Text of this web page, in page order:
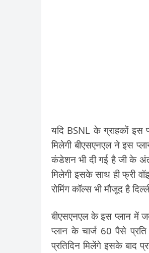
यदि BSNL के ग्राहकों
मिलेगी बीएसएनएल ने इस
कंडेशन भी दी गई है जी के
मिलेगी इसके साथ ही फ्री
रोमिंग कॉल्स भी मौजूद है
बीएसएनएल के इस प्लान में
प्लान के चार्ज 60 पैसे
प्रतिदिन मिलेंगे इसके बाद